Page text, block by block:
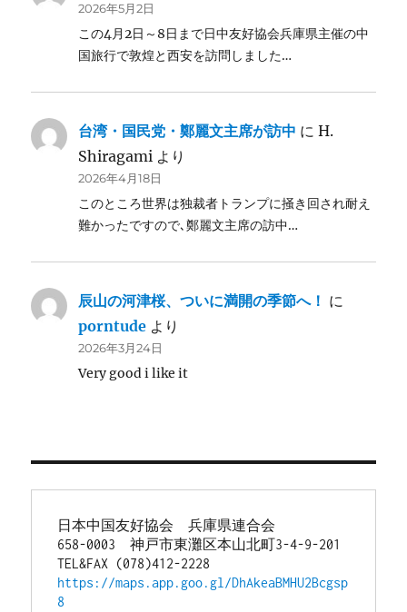
2026年5月2日
この4月2日～8日まで日中友好協会兵庫県主催の中
国旅行で敦煌と西安を訪問しました…
台湾・国民党・鄭麗文主席が訪中 にH.
Shiragami より
2026年4月18日
このところ世界は独裁者トランプに掻き回され耐え
難かったですので､鄭麗文主席の訪中…
辰山の河津桜、ついに満開の季節へ！ に
porntude より
2026年3月24日
Very good i like it
日本中国友好協会　兵庫県連合会
658-0003　神戸市東灘区本山北町3-4-9-201
TEL&FAX (078)412-2228
https://maps.app.goo.gl/DhAkeaBMHU2Bcgsp
8